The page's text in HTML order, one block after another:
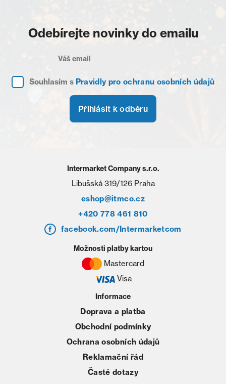
Odebírejte novinky do emailu
Souhlasím s Pravidly pro ochranu osobních údajů
Přihlásit k odběru
Intermarket Company s.r.o.
Libušská 319/126 Praha
eshop@itmco.cz
+420 778 461 810
facebook.com/Intermarketcom
Informace
Doprava a platba
Obchodní podmínky
Ochrana osobních údajů
Reklamační řád
Časté dotazy
Možnosti platby kartou
Mastercard
Visa